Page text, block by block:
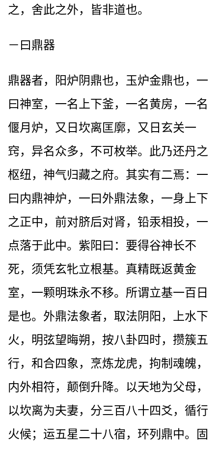
之，舍此之外，皆非道也。
－曰鼎器
鼎器者，阳炉阴鼎也，玉炉金鼎也，一
曰神室，一名上下釜，一名黄房，一名
偃月炉，又日坎离匡廓，又日玄关一
窍，异名众多，不可枚举。此乃还丹之
枢纽，神气归藏之府。其实有二焉：一
曰内鼎神炉，一曰外鼎法象，一身上下
之正中，前对脐后对肾，铅汞相投，一
点落于此中。紫阳曰：要得谷神长不
死，须凭玄牝立根基。真精既返黄金
室，一颗明珠永不移。所谓立基一百日
是也。外鼎法象者，取法阴阳，上水下
火，明弦望晦朔，按八卦四时，攒簇五
行，和合四象，烹炼龙虎，拘制魂魄，
内外相符，颠倒升降。以天地为父母，
以坎离为夫妻，分三百八十四爻，循行
火候；运五星二十八宿，环列鼎中。固